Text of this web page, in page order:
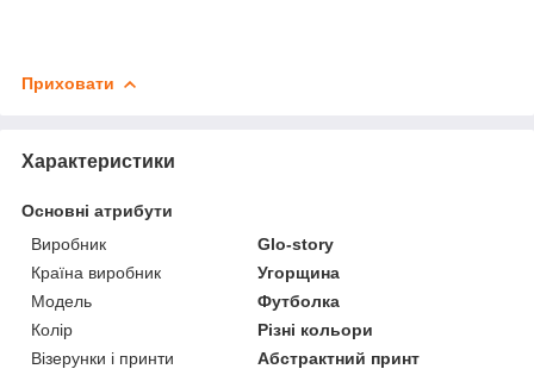
Приховати
Характеристики
Основні атрибути
Виробник
Glo-story
Країна виробник
Угорщина
Модель
Футболка
Колір
Різні кольори
Візерунки і принти
Абстрактний принт